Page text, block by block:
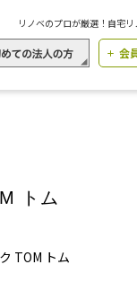
リノベのプロが厳選！自宅
会
トム
TOM トム